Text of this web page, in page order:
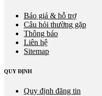
Báo giá & hỗ trợ
Câu hỏi thường gặp
Thông báo
Liên hệ
Sitemap
QUY ĐỊNH
Quy định đăng tin